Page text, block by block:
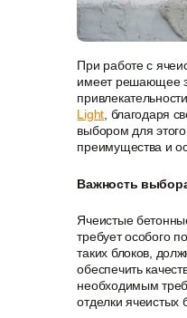
Показать
При работе с
имеет решающее
Light , благодаря
выбором для
преимущества и
Важность
Ячеистые
требует особого
таких блоков,
обеспечить
необходимым
отделки ячеистых